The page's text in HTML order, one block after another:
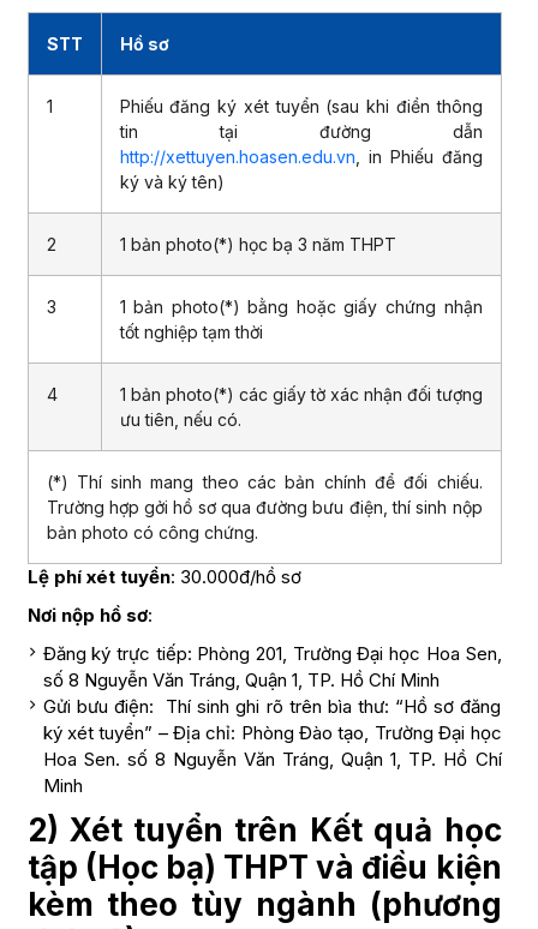
STT Hồ sơ
1
Phiếu đăng ký xét tuyển (sau khi điền thông
tin tại đường dẫn
http://xettuyen.hoasen.edu.vn , in Phiếu đăng
ký và ký tên)
2 1 bản photo(*) học bạ 3 năm THPT
3
1 bản photo(*) bằng hoặc giấy chứng nhận
tốt nghiệp tạm thời
4
1 bản photo(*) các giấy tờ xác nhận đối tượng
ưu tiên, nếu có.
(*) Thí sinh mang theo các bản chính để đối chiếu.
Trường hợp gởi hồ sơ qua đường bưu điện, thí sinh nộp
bản photo có công chứng.
Lệ phí xét tuyển: 30.000đ/hồ sơ
Nơi nộp hồ sơ:
Đăng ký trực tiếp: Phòng 201, Trường Đại học Hoa Sen,
số 8 Nguyễn Văn Tráng, Quận 1, TP. Hồ Chí Minh
Gửi bưu điện: Thí sinh ghi rõ trên bìa thư: “Hồ sơ đăng
ký xét tuyển” – Địa chỉ: Phòng Đào tạo, Trường Đại học
Hoa Sen. số 8 Nguyễn Văn Tráng, Quận 1, TP. Hồ Chí
Minh
2) Xét tuyển trên Kết quả học
tập (Học bạ) THPT và điều kiện
kèm theo tùy ngành (phương